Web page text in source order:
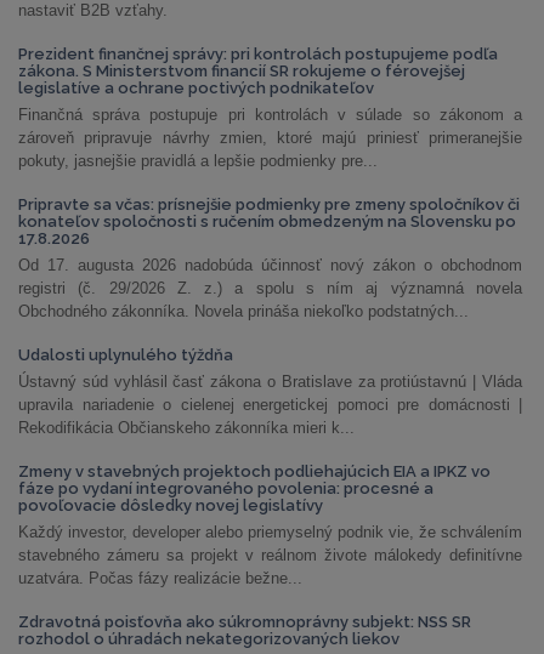
nastaviť B2B vzťahy.
Prezident finančnej správy: pri kontrolách postupujeme podľa
zákona. S Ministerstvom financií SR rokujeme o férovejšej
legislatíve a ochrane poctivých podnikateľov
Finančná správa postupuje pri kontrolách v súlade so zákonom a
zároveň pripravuje návrhy zmien, ktoré majú priniesť primeranejšie
pokuty, jasnejšie pravidlá a lepšie podmienky pre...
Pripravte sa včas: prísnejšie podmienky pre zmeny spoločníkov či
konateľov spoločnosti s ručením obmedzeným na Slovensku po
17.8.2026
Od 17. augusta 2026 nadobúda účinnosť nový zákon o obchodnom
registri (č. 29/2026 Z. z.) a spolu s ním aj významná novela
Obchodného zákonníka. Novela prináša niekoľko podstatných...
Udalosti uplynulého týždňa
Ústavný súd vyhlásil časť zákona o Bratislave za protiústavnú | Vláda
upravila nariadenie o cielenej energetickej pomoci pre domácnosti |
Rekodifikácia Občianskeho zákonníka mieri k...
Zmeny v stavebných projektoch podliehajúcich EIA a IPKZ vo
fáze po vydaní integrovaného povolenia: procesné a
povoľovacie dôsledky novej legislatívy
Každý investor, developer alebo priemyselný podnik vie, že schválením
stavebného zámeru sa projekt v reálnom živote málokedy definitívne
uzatvára. Počas fázy realizácie bežne...
Zdravotná poisťovňa ako súkromnoprávny subjekt: NSS SR
rozhodol o úhradách nekategorizovaných liekov